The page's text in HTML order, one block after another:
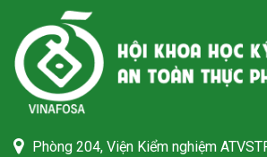
Phòng 204, Viện Kiểm nghiệm